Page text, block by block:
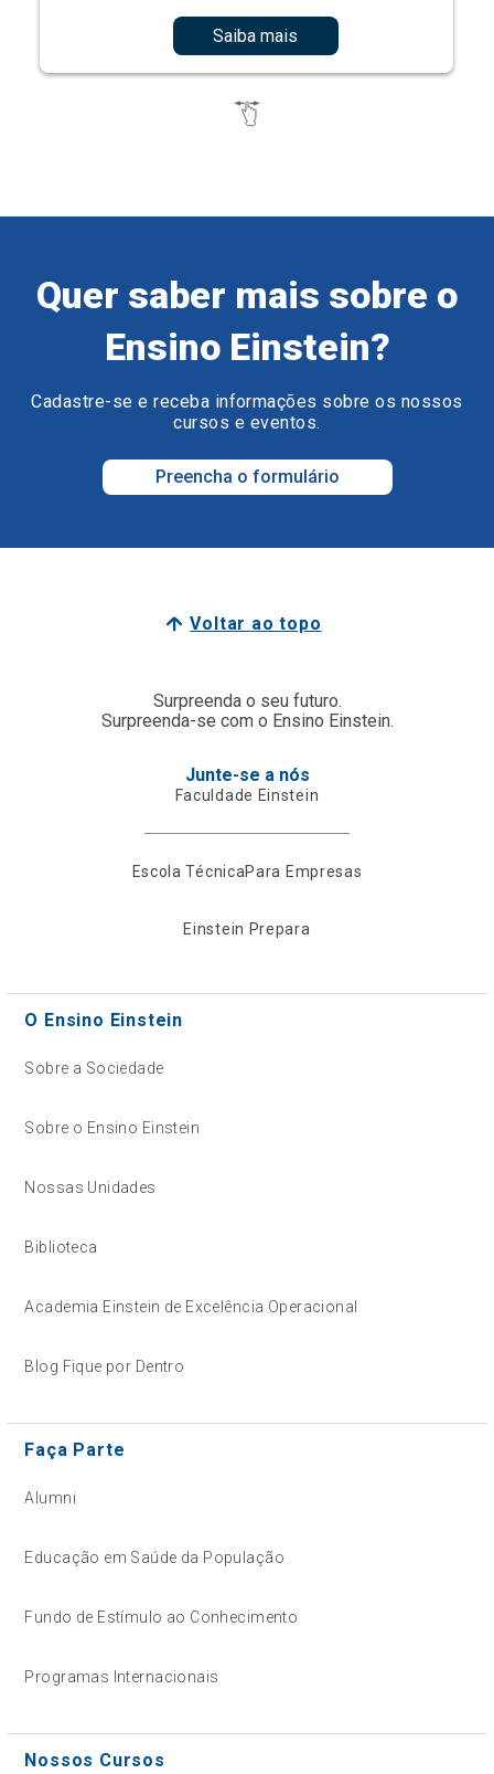
Saiba mais
Quer saber mais sobre o
Ensino Einstein?
Cadastre-se e receba informações sobre os nossos
cursos e eventos.
Preencha o formulário
Voltar ao topo
Surpreenda o seu futuro.
Surpreenda-se com o Ensino Einstein.
Junte-se a nós
Faculdade Einstein
Escola TécnicaPara Empresas
Einstein Prepara
O Ensino Einstein
Sobre a Sociedade
Sobre o Ensino Einstein
Nossas Unidades
Biblioteca
Academia Einstein de Excelência Operacional
Blog Fique por Dentro
Faça Parte
Alumni
Educação em Saúde da População
Fundo de Estímulo ao Conhecimento
Programas Internacionais
Nossos Cursos